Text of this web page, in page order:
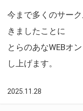
今まで多くのサー
きましたことに
とらのあなWEBオ
し上げます。
2025.11.28